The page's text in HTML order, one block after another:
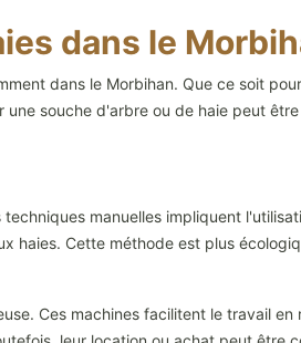
dans le
dans le Morbihan. Que ce soit
souche d'arbre ou de haie peut
manuelles impliquent
haies. Cette méthode est plus
Ces machines facilitent le travail en